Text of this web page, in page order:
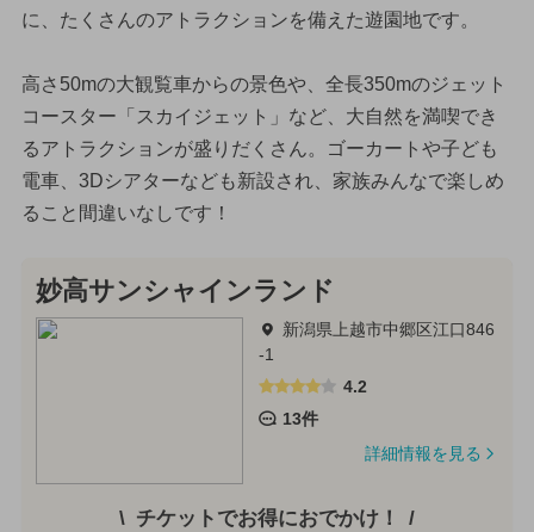
に、たくさんのアトラクションを備えた遊園地です。
高さ50mの大観覧車からの景色や、全長350mのジェット
コースター「スカイジェット」など、大自然を満喫でき
るアトラクションが盛りだくさん。ゴーカートや子ども
電車、3Dシアターなども新設され、家族みんなで楽しめ
ること間違いなしです！
妙高サンシャインランド
新潟県上越市中郷区江口846
-1
4.2
13件
詳細情報を見る
チケットでお得におでかけ！